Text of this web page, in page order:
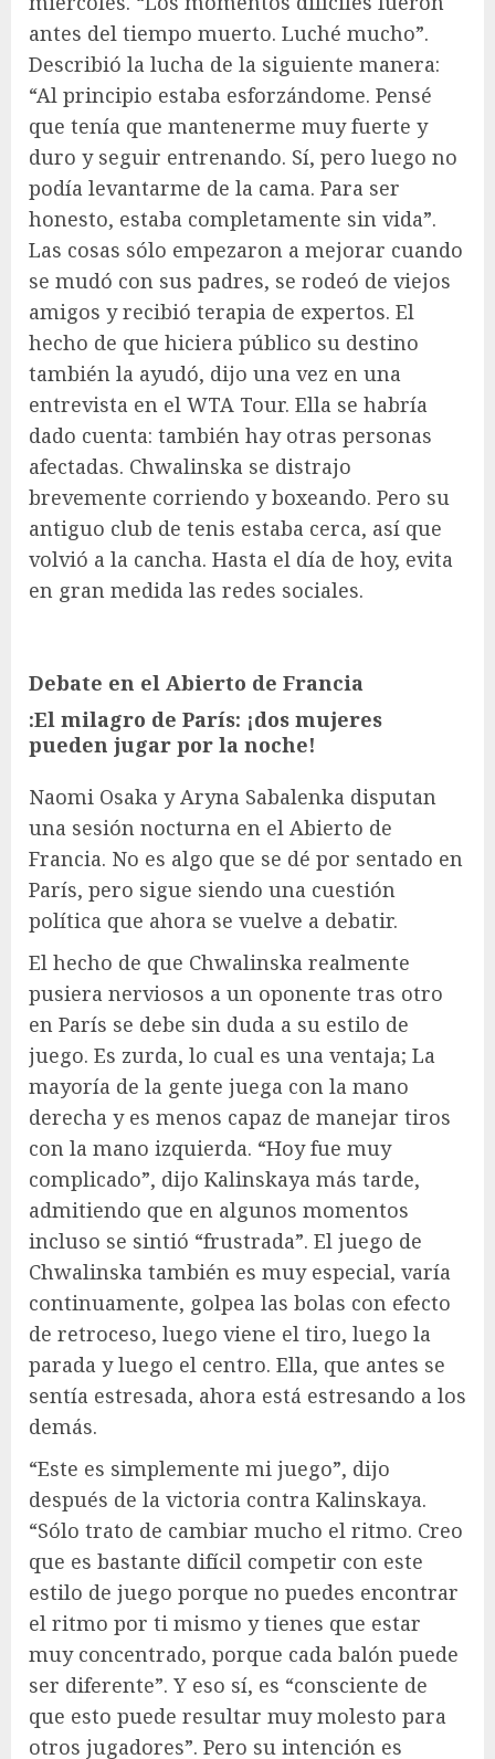
antes del tiempo muerto. Luché mucho”.
Describió la lucha de la siguiente manera:
“Al principio estaba esforzándome. Pensé
que tenía que mantenerme muy fuerte y
duro y seguir entrenando. Sí, pero luego no
podía levantarme de la cama. Para ser
honesto, estaba completamente sin vida”.
Las cosas sólo empezaron a mejorar cuando
se mudó con sus padres, se rodeó de viejos
amigos y recibió terapia de expertos. El
hecho de que hiciera público su destino
también la ayudó, dijo una vez en una
entrevista en el WTA Tour. Ella se habría
dado cuenta: también hay otras personas
afectadas. Chwalinska se distrajo
brevemente corriendo y boxeando. Pero su
antiguo club de tenis estaba cerca, así que
volvió a la cancha. Hasta el día de hoy, evita
en gran medida las redes sociales.
Debate en el Abierto de Francia
:El milagro de París: ¡dos mujeres
pueden jugar por la noche!
Naomi Osaka y Aryna Sabalenka disputan
una sesión nocturna en el Abierto de
Francia. No es algo que se dé por sentado en
París, pero sigue siendo una cuestión
política que ahora se vuelve a debatir.
El hecho de que Chwalinska realmente
pusiera nerviosos a un oponente tras otro
en París se debe sin duda a su estilo de
juego. Es zurda, lo cual es una ventaja; La
mayoría de la gente juega con la mano
derecha y es menos capaz de manejar tiros
con la mano izquierda. “Hoy fue muy
complicado”, dijo Kalinskaya más tarde,
admitiendo que en algunos momentos
incluso se sintió “frustrada”. El juego de
Chwalinska también es muy especial, varía
continuamente, golpea las bolas con efecto
de retroceso, luego viene el tiro, luego la
parada y luego el centro. Ella, que antes se
sentía estresada, ahora está estresando a los
demás.
“Este es simplemente mi juego”, dijo
después de la victoria contra Kalinskaya.
“Sólo trato de cambiar mucho el ritmo. Creo
que es bastante difícil competir con este
estilo de juego porque no puedes encontrar
el ritmo por ti mismo y tienes que estar
muy concentrado, porque cada balón puede
ser diferente”. Y eso sí, es “consciente de
que esto puede resultar muy molesto para
otros jugadores”. Pero su intención es